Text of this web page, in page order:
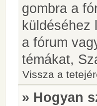
gombra a
küldéséhez
a fórum
témákat,
Vissza a
» Hogyan